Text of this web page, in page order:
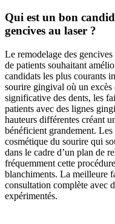
Qui est un bon
gencives au laser ?
Le remodelage des
de patients souhaitant
candidats les plus courants
sourire gingival où un
significative des dents, les
patients avec des lignes
hauteurs différentes créant
bénéficient grandement.
cosmétique du sourire qui
dans le cadre d’un plan de
fréquemment cette
blanchiments. La meilleure
consultation complète avec
expérimentés.